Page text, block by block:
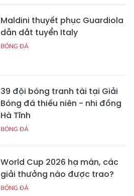
Maldini thuyết phục Guardiola
dẫn dắt tuyển Italy
BÓNG ĐÁ
39 đội bóng tranh tài tại Giải
Bóng đá thiếu niên - nhi đồng
Hà Tĩnh
BÓNG ĐÁ
World Cup 2026 hạ màn, các
giải thưởng nào được trao?
BÓNG ĐÁ